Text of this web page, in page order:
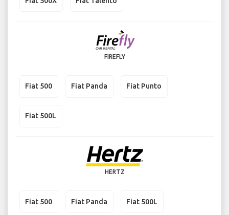
FIREFLY
Fiat 500 Fiat Panda Fiat Punto
Fiat 500L
HERTZ
Fiat 500 Fiat Panda Fiat 500L